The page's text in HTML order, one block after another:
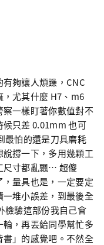
夠讓人煩躁，CNC
尤其什麼 H7、m6
一樣盯著你數值對不
只差 0.01mm 也可
最怕的還是刀具磨耗
撐一下，多用幾顆工
尺寸都亂飄… 超傻
量具也是，一定要定
堆小誤差，到最後全
檢驗這部份我自己會
，再丟給同學幫忙多
」的感覺吧。不然全